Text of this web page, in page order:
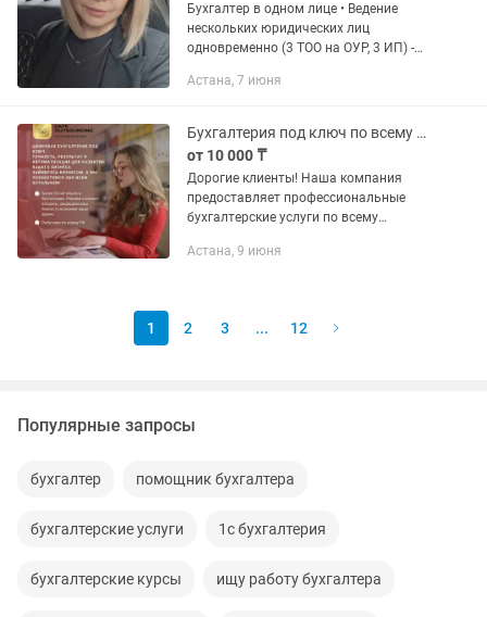
Бухгалтер в одном лице • Ведение
нескольких юридических лиц
одновременно (3 ТОО на ОУР, 3 ИП) -
крепежных материалов, переработка
производство...
Астана, 7 июня
Бухгалтерия под ключ по всему Казахстану
от 10 000 ₸
Дорогие клиенты! Наша компания
предоставляет профессиональные
бухгалтерские услуги по всему
опытных бухгалтеров с практикой
Астана, 9 июня
1 2 3 ... 12
Популярные запросы
бухгалтер помощник бухгалтера
бухгалтерские услуги 1с бухгалтерия
бухгалтерские курсы ищу работу бухгалтера